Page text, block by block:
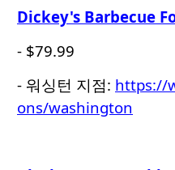
Dickey's Barbecue
- $79.99
- 워싱턴 지점: https://
ons/washington